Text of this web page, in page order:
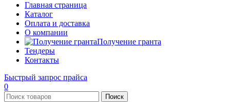
Главная страница
Каталог
Оплата и доставка
О компании
Получение гранта
Тендеры
Контакты
Быстрый запрос прайса
0
Поиск